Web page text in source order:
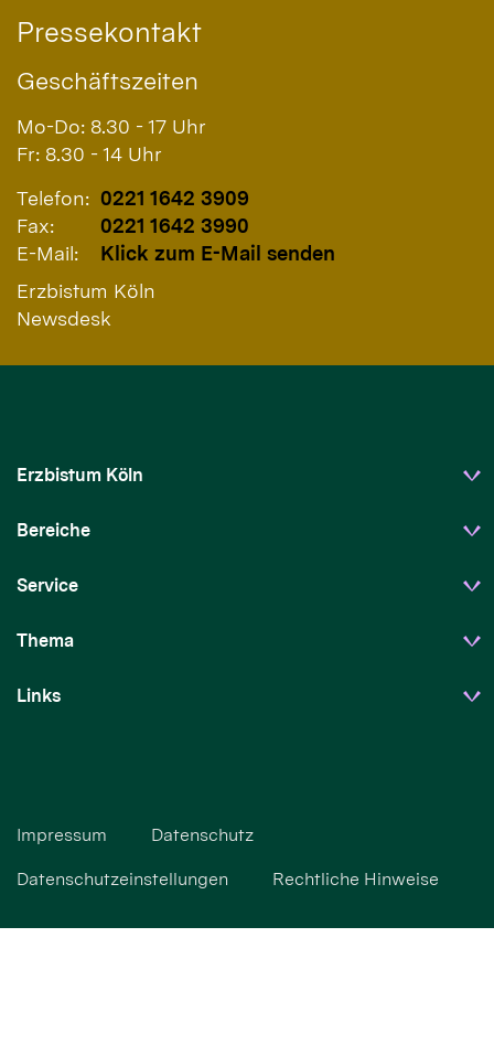
Pressekontakt
Geschäftszeiten
Mo-Do: 8.30 - 17 Uhr
Fr: 8.30 - 14 Uhr
Telefon: 0221 1642 3909
Fax:
0221 1642 3990
E-Mail:
Klick zum E-Mail senden
Erzbistum Köln
Newsdesk
Erzbistum Köln
Bereiche
Service
Thema
Links
Impressum Datenschutz
Datenschutzeinstellungen Rechtliche Hinweise